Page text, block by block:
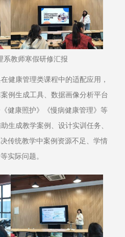
系教师寒假研修汇报
健康管理类课程中的适配应用，
例生成工具、数据画像分析平台
健康照护》《慢病健康管理》等
生成教学案例、设计实训任务、
传统教学中案例资源不足、学情
实际问题。